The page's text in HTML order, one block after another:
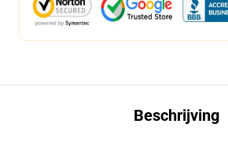
Beschrijving